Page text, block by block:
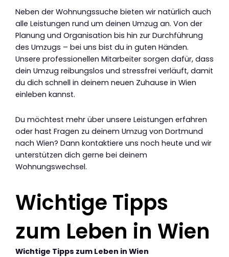
Neben der Wohnungssuche bieten wir natürlich auch
alle Leistungen rund um deinen Umzug an. Von der
Planung und Organisation bis hin zur Durchführung
des Umzugs – bei uns bist du in guten Händen.
Unsere professionellen Mitarbeiter sorgen dafür, dass
dein Umzug reibungslos und stressfrei verläuft, damit
du dich schnell in deinem neuen Zuhause in Wien
einleben kannst.
Du möchtest mehr über unsere Leistungen erfahren
oder hast Fragen zu deinem Umzug von Dortmund
nach Wien? Dann kontaktiere uns noch heute und wir
unterstützen dich gerne bei deinem
Wohnungswechsel.
Wichtige Tipps
zum Leben in Wien
Wichtige Tipps zum Leben in Wien